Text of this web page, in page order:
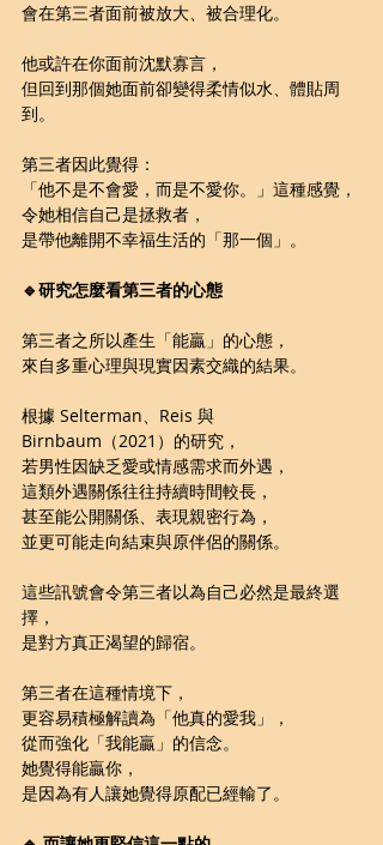
會在第三者面前被放大、被合理化。
他或許在你面前沈默寡言，
但回到那個她面前卻變得柔情似水、體貼周
到。
第三者因此覺得：
「他不是不會愛，而是不愛你。」這種感覺，
令她相信自己是拯救者，
是帶他離開不幸福生活的「那一個」。
🔹研究怎麼看第三者的心態
第三者之所以產生「能贏」的心態，
來自多重心理與現實因素交織的結果。
根據 Selterman、Reis 與
Birnbaum（2021）的研究，
若男性因缺乏愛或情感需求而外遇，
這類外遇關係往往持續時間較長，
甚至能公開關係、表現親密行為，
並更可能走向結束與原伴侶的關係。
這些訊號會令第三者以為自己必然是最終選
擇，
是對方真正渴望的歸宿。
第三者在這種情境下，
更容易積極解讀為「他真的愛我」，
從而強化「我能贏」的信念。
她覺得能贏你，
是因為有人讓她覺得原配已經輸了。